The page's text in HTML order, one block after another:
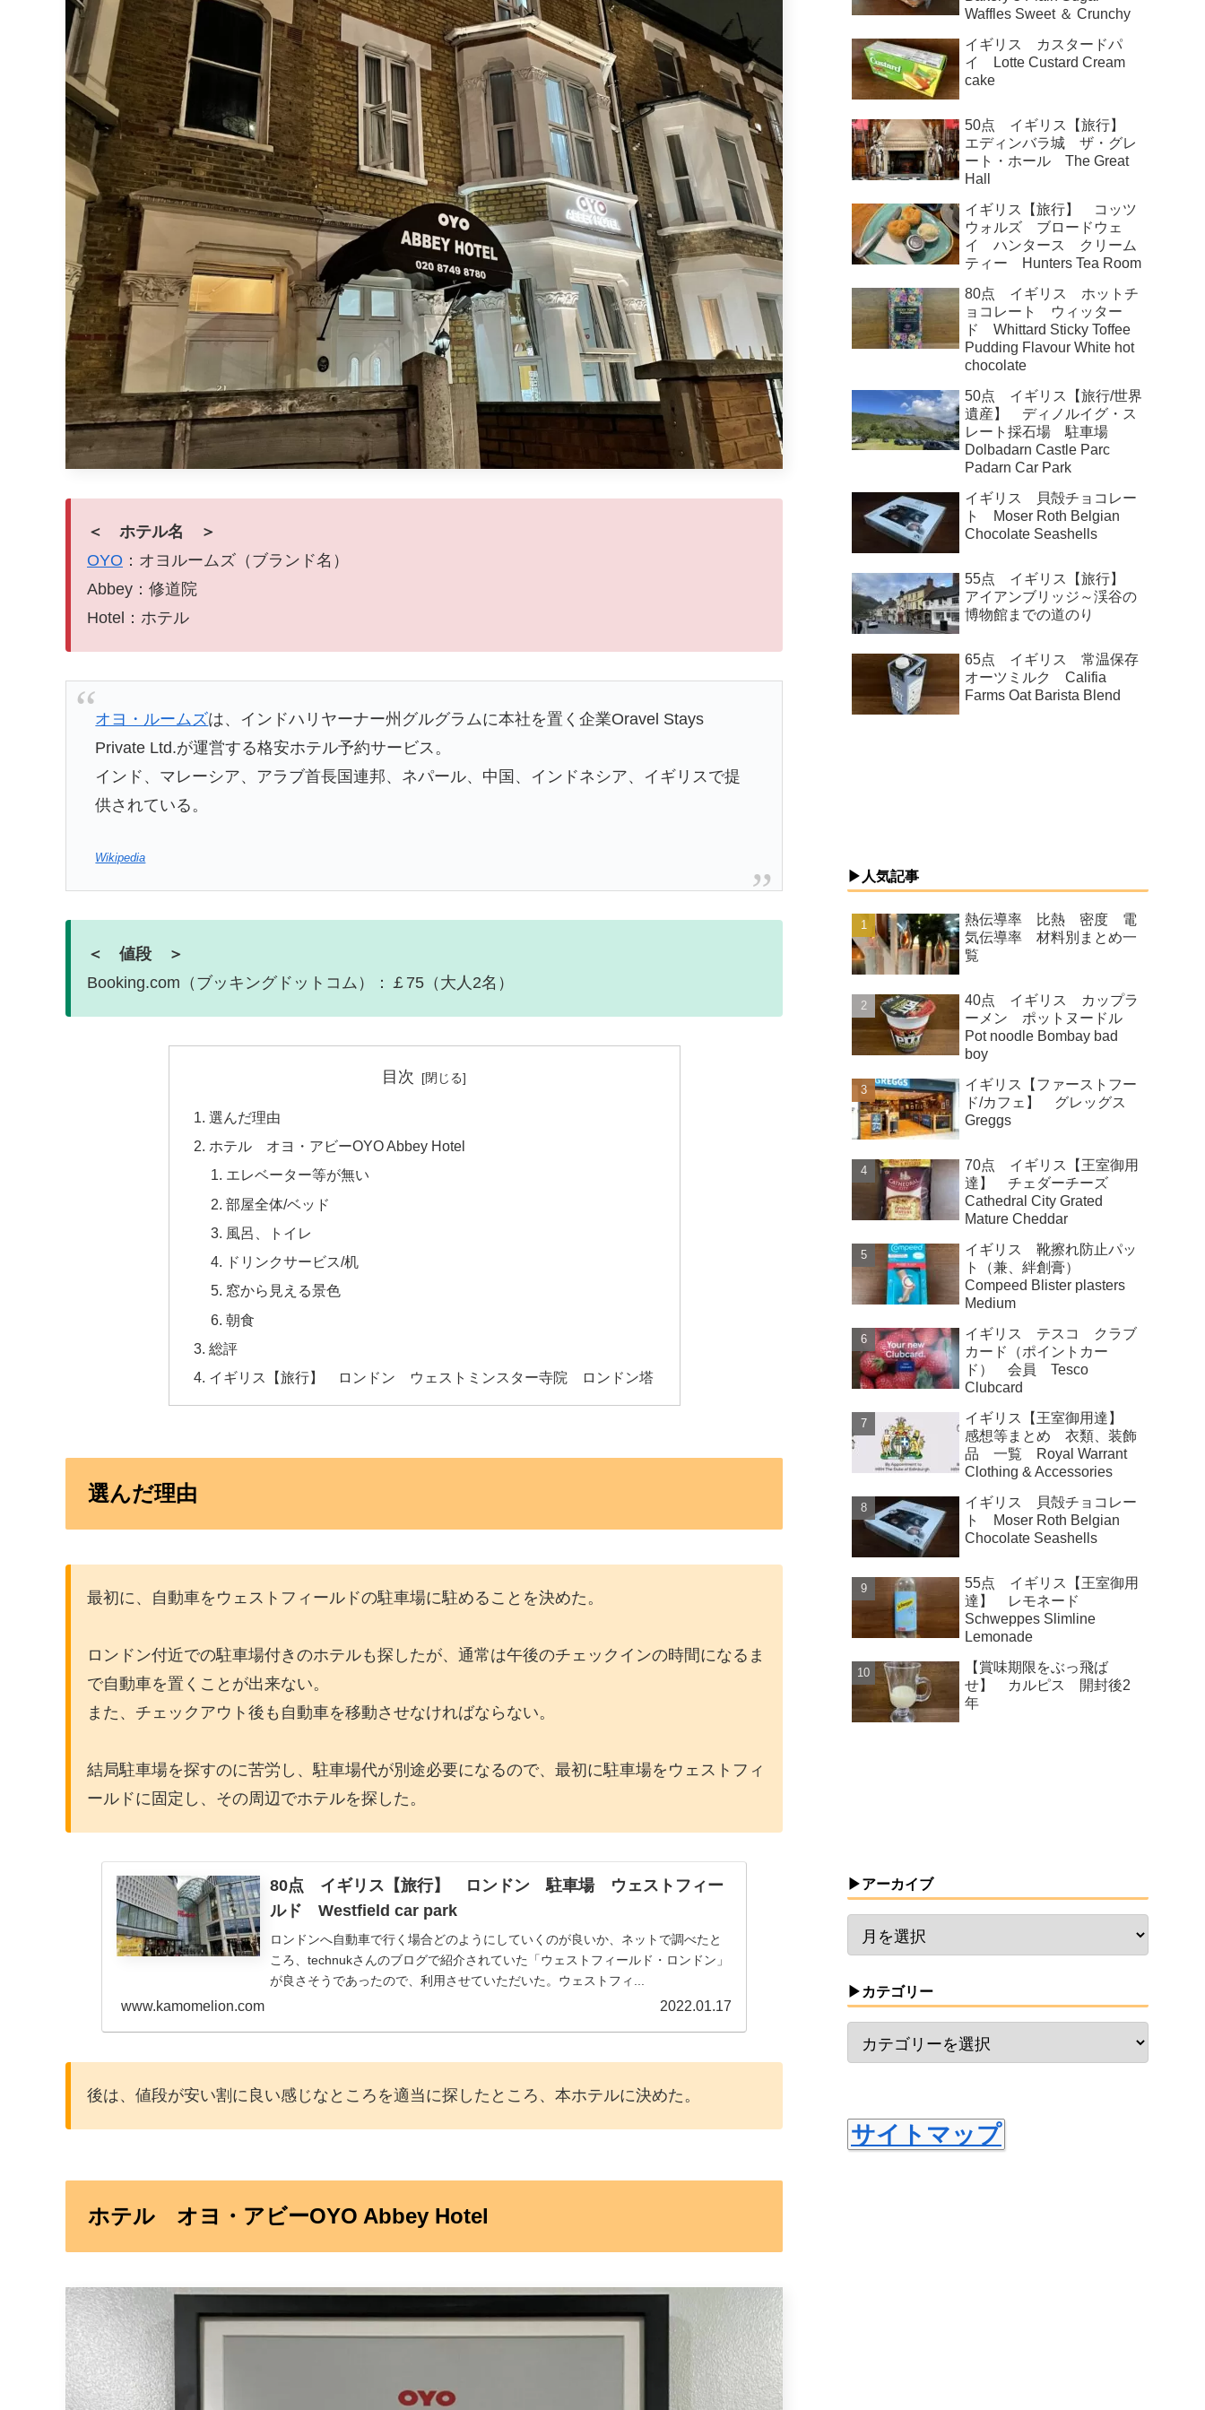
＜ ホテル名 ＞
OYO ：オヨルームズ（ブランド名）
Abbey：修道院
Hotel：ホテル
オヨ・ルームズは、インドハリヤーナー州グルグラムに本社を置く企業Oravel Stays
Private Ltd.が運営する格安ホテル予約サービス。
インド、マレーシア、アラブ首長国連邦、ネパール、中国、インドネシア、イギリスで提
供されている。
Wikipedia
＜ 値段 ＞
Booking.com（ブッキングドットコム）：￡75（大人2名）
目次
選んだ理由
ホテル オヨ・アビーOYO Abbey Hotel
エレベーター等が無い
部屋全体/ベッド
風呂、トイレ
ドリンクサービス/机
窓から見える景色
朝食
総評
イギリス【旅行】 ロンドン ウェストミンスター寺院 ロンドン塔
選んだ理由
最初に、自動車をウェストフィールドの駐車場に駐めることを決めた。
ロンドン付近での駐車場付きのホテルも探したが、通常は午後のチェックインの時間になるま
で自動車を置くことが出来ない。
また、チェックアウト後も自動車を移動させなければならない。
結局駐車場を探すのに苦労し、駐車場代が別途必要になるので、最初に駐車場をウェストフィ
ールドに固定し、その周辺でホテルを探した。
80点 イギリス【旅行】 ロンドン 駐車場 ウェストフィー
ルド Westfield car park
ロンドンへ自動車で行く場合どのようにしていくのが良いか、ネットで調べたと
ころ、technukさんのブログで紹介されていた「ウェストフィールド・ロンドン」
が良さそうであったので、利用させていただいた。ウェストフィ...
www.kamomelion.com 2022.01.17
後は、値段が安い割に良い感じなところを適当に探したところ、本ホテルに決めた。
ホテル オヨ・アビーOYO Abbey Hotel
Waffles Sweet ＆ Crunchy
イギリス カスタードパ
イ Lotte Custard Cream
cake
50点 イギリス【旅行】
エディンバラ城 ザ・グレ
ート・ホール The Great
Hall
イギリス【旅行】 コッツ
ウォルズ ブロードウェ
イ ハンタース クリーム
ティー Hunters Tea Room
80点 イギリス ホットチ
ョコレート ウィッター
ド Whittard Sticky Toffee
Pudding Flavour White hot
chocolate
50点 イギリス【旅行/世界
遺産】 ディノルイグ・ス
レート採石場 駐車場
Dolbadarn Castle Parc
Padarn Car Park
イギリス 貝殻チョコレー
ト Moser Roth Belgian
Chocolate Seashells
55点 イギリス【旅行】
アイアンブリッジ～渓谷の
博物館までの道のり
65点 イギリス 常温保存
オーツミルク Califia
Farms Oat Barista Blend
▶人気記事
熱伝導率 比熱 密度 電
気伝導率 材料別まとめ一
覧
40点 イギリス カップラ
ーメン ポットヌードル
Pot noodle Bombay bad
boy
イギリス【ファーストフー
ド/カフェ】 グレッグス
Greggs
70点 イギリス【王室御用
達】 チェダーチーズ
Cathedral City Grated
Mature Cheddar
イギリス 靴擦れ防止パッ
ト（兼、絆創膏）
Compeed Blister plasters
Medium
イギリス テスコ クラブ
カード（ポイントカー
ド） 会員 Tesco
Clubcard
イギリス【王室御用達】
感想等まとめ 衣類、装飾
品 一覧 Royal Warrant
Clothing & Accessories
イギリス 貝殻チョコレー
ト Moser Roth Belgian
Chocolate Seashells
55点 イギリス【王室御用
達】 レモネード
Schweppes Slimline
Lemonade
【賞味期限をぶっ飛ば
せ】 カルピス 開封後2
年
▶アーカイブ
▶カテゴリー
サイトマップ